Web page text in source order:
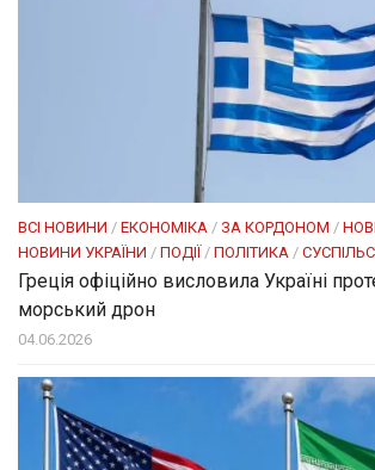
ВСІ НОВИНИ / ЕКОНОМІКА / ЗА КОРДОНОМ /
НОВИНИ УКРАЇНИ / ПОДІЇ / ПОЛІТИКА /
Греція офіційно висловила Україні
морський дрон
04.06.2026